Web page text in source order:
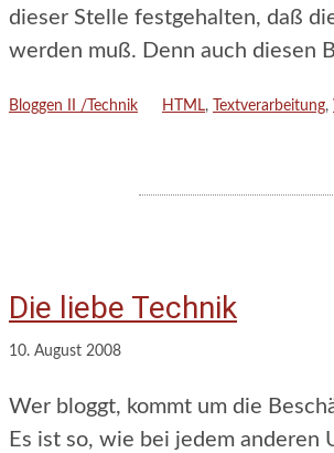
dieser Stelle festgehalten, daß
werden muß. Denn auch diesen
Kategorien
Bloggen II /Technik Schlagwörter
HTML, Textverarbeitung,
Die liebe Technik
10. August 2008
Wer bloggt, kommt um die
Es ist so, wie bei jedem anderen